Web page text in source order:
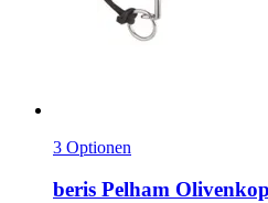
3 Optionen
beris Pelham